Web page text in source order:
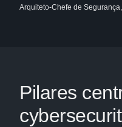
Arquiteto-Chefe de
Pilares